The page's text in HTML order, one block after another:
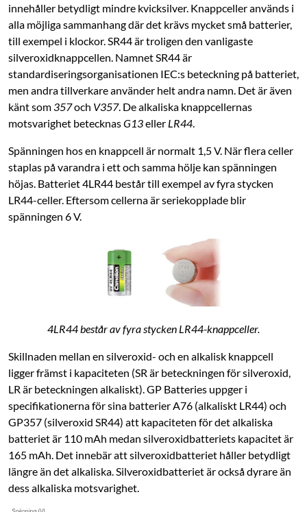
innehåller betydligt mindre kvicksilver. Knappceller används i
alla möjliga sammanhang där det krävs mycket små batterier,
till exempel i klockor. SR44 är troligen den vanligaste
silveroxidknappcellen. Namnet SR44 är
standardiseringsorganisationen IEC:s beteckning på batteriet,
men andra tillverkare använder helt andra namn. Det är även
känt som357och V357. De alkaliska knappcellernas
motsvarighet betecknasG13eller LR44.
Spänningen hos en knappcell är normalt 1,5 V. När flera celler
staplas på varandra i ett och samma hölje kan spänningen
höjas. Batteriet 4LR44 består till exempel av fyra stycken
LR44-celler. Eftersom cellerna är seriekopplade blir
spänningen 6 V.
4LR44 består av fyra stycken LR44-knappceller.
Skillnaden mellan en silveroxid- och en alkalisk knappcell
ligger främst i kapaciteten (SR är beteckningen för silveroxid,
LR är beteckningen alkaliskt). GP Batteries uppger i
specifikationerna för sina batterier A76 (alkaliskt LR44) och
GP357 (silveroxid SR44) att kapaciteten för det alkaliska
batteriet är 110 mAh medan silveroxidbatteriets kapacitet är
165 mAh. Det innebär att silveroxidbatteriet håller betydligt
längre än det alkaliska. Silveroxidbatteriet är också dyrare än
dess alkaliska motsvarighet.